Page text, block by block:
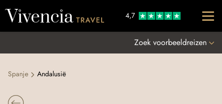
4,7
Zoek voorbeeldreizen
Spanje Andalusië